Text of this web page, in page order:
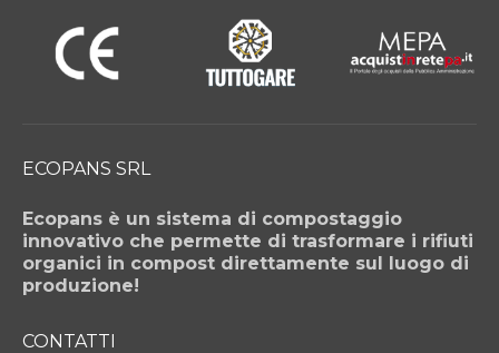
ECOPANS SRL
Ecopans è un sistema di compostaggio
innovativo che permette di trasformare i rifiuti
organici in compost direttamente sul luogo di
produzione!
CONTATTI